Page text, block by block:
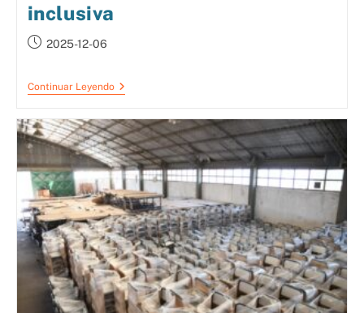
inclusiva
2025-12-06
Continuar Leyendo